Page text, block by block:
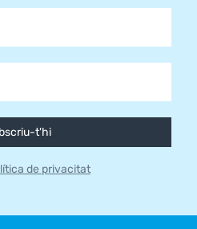
t'hi
de privacitat